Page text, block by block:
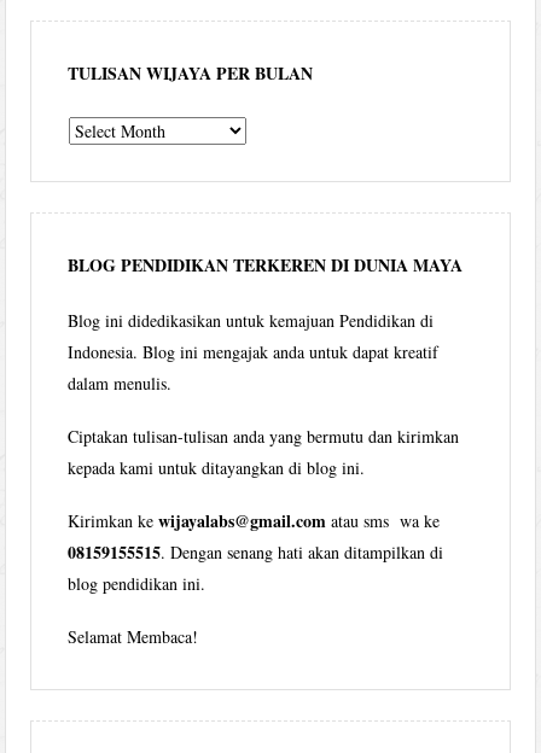
TULISAN WIJAYA PER BULAN
Tulisan
per
bulan
BLOG PENDIDIKAN TERKEREN DI DUNIA MAYA
Blog ini didedikasikan untuk kemajuan Pendidikan di
Indonesia. Blog ini mengajak anda untuk dapat kreatif
dalam menulis.
Ciptakan tulisan-tulisan anda yang bermutu dan kirimkan
kepada kami untuk ditayangkan di blog ini.
Kirimkan kewijayalabs@gmail.com atau sms wa ke
08159155515. Dengan senang hati akan ditampilkan di
blog pendidikan ini.
Selamat Membaca!